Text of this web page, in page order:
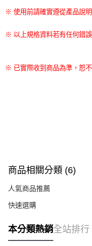
※ 使用前請確實遵從產品說
※ 以上規格資料若有任何錯
※ 已實際收到商品為準，恕
商品相關分類 (6)
人氣商品推薦
快速選購
本分類熱銷全站排行